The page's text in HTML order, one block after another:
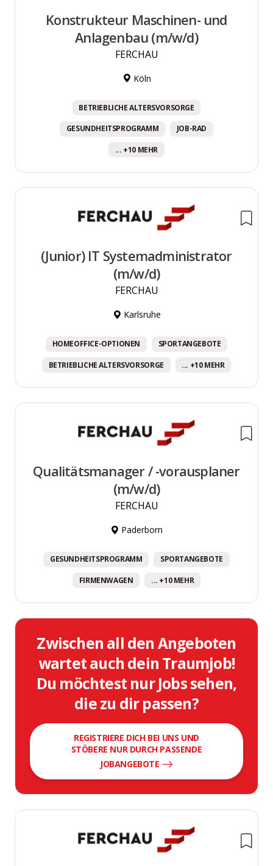
Konstrukteur Maschinen- und
Anlagenbau (m/w/d)
FERCHAU
Köln
BETRIEBLICHE ALTERSVORSORGE
GESUNDHEITSPROGRAMM JOB-RAD
... +10 MEHR
(Junior) IT Systemadministrator
(m/w/d)
FERCHAU
Karlsruhe
HOMEOFFICE-OPTIONEN SPORTANGEBOTE
BETRIEBLICHE ALTERSVORSORGE ... +10 MEHR
Qualitätsmanager / -vorausplaner
(m/w/d)
FERCHAU
Paderborn
GESUNDHEITSPROGRAMM SPORTANGEBOTE
FIRMENWAGEN ... +10 MEHR
Zwischen all den Angeboten
wartet auch dein Traumjob!
Du möchtest nur Jobs sehen,
die zu dir passen?
REGISTRIERE DICH BEI UNS UND
STÖBERE NUR DURCH PASSENDE
JOBANGEBOTE